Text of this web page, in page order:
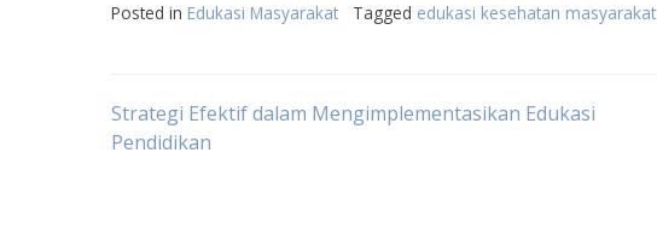
Posted in Edukasi Masyarakat Tagged edukasi kesehatan masyarakat
Post
Strategi Efektif dalam Mengimplementasikan Edukasi
Pendidikan